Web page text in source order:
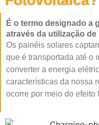
É o termo designado a
através da utilização
Os painéis solares
que é transportada até o
converter a energia
características da nossa
ocorre por meio do efeito